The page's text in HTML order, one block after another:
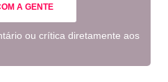
A GENTE
ou crítica diretamente aos